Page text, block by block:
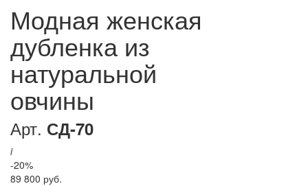
Модная женская
дубленка из
натуральной
овчины
Арт. СД-70
i
-20%
89 800 руб.